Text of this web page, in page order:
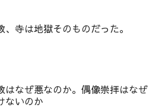
、寺は地獄そのものだった。
はなぜ悪なのか。偶像崇拝はなぜ
ないのか